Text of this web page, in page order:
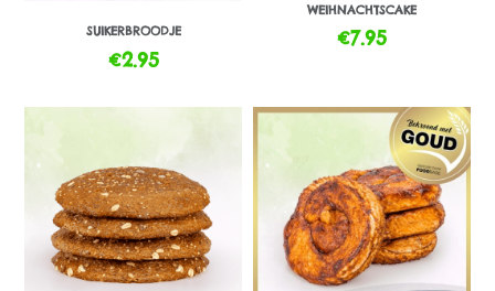
SUIKERBROODJE
€2.95
WEIHNACHTSCAKE
€7.95